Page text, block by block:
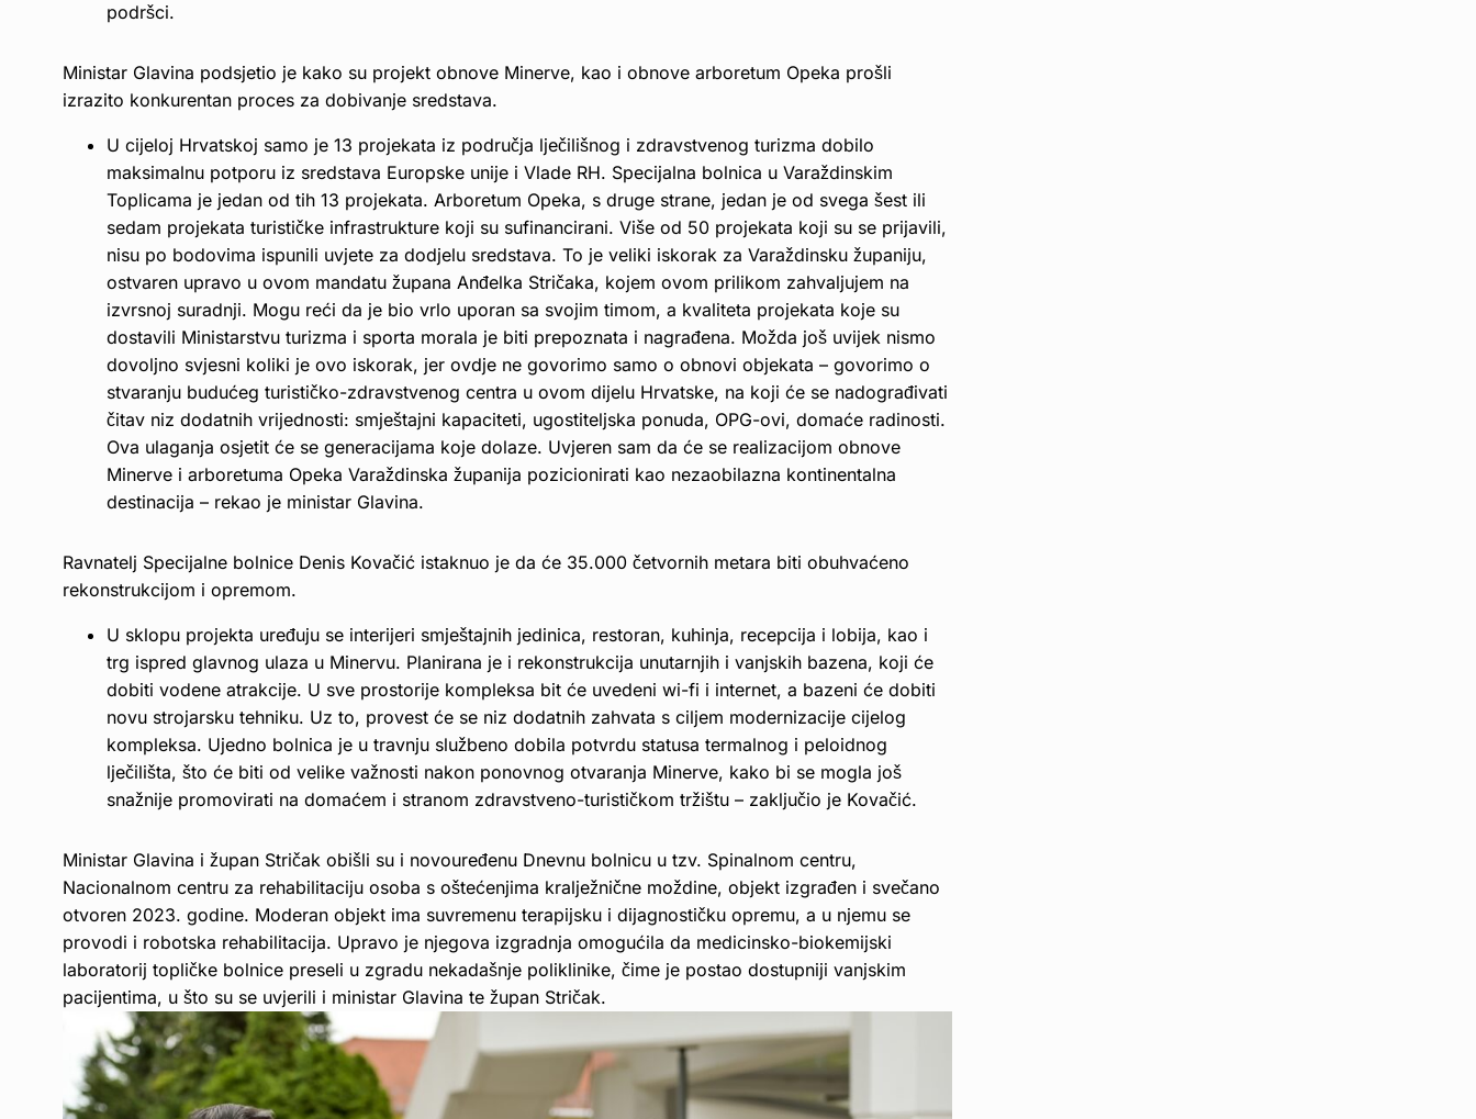
podršci.
Ministar Glavina podsjetio je kako su projekt obnove Minerve, kao i obnove arboretum Opeka prošli
izrazito konkurentan proces za dobivanje sredstava.
U cijeloj Hrvatskoj samo je 13 projekata iz područja lječilišnog i zdravstvenog turizma dobilo
maksimalnu potporu iz sredstava Europske unije i Vlade RH. Specijalna bolnica u Varaždinskim
Toplicama je jedan od tih 13 projekata. Arboretum Opeka, s druge strane, jedan je od svega šest ili
sedam projekata turističke infrastrukture koji su sufinancirani. Više od 50 projekata koji su se prijavili,
nisu po bodovima ispunili uvjete za dodjelu sredstava. To je veliki iskorak za Varaždinsku županiju,
ostvaren upravo u ovom mandatu župana Anđelka Stričaka, kojem ovom prilikom zahvaljujem na
izvrsnoj suradnji. Mogu reći da je bio vrlo uporan sa svojim timom, a kvaliteta projekata koje su
dostavili Ministarstvu turizma i sporta morala je biti prepoznata i nagrađena. Možda još uvijek nismo
dovoljno svjesni koliki je ovo iskorak, jer ovdje ne govorimo samo o obnovi objekata – govorimo o
stvaranju budućeg turističko-zdravstvenog centra u ovom dijelu Hrvatske, na koji će se nadograđivati
čitav niz dodatnih vrijednosti: smještajni kapaciteti, ugostiteljska ponuda, OPG-ovi, domaće radinosti.
Ova ulaganja osjetit će se generacijama koje dolaze. Uvjeren sam da će se realizacijom obnove
Minerve i arboretuma Opeka Varaždinska županija pozicionirati kao nezaobilazna kontinentalna
destinacija – rekao je ministar Glavina.
Ravnatelj Specijalne bolnice Denis Kovačić istaknuo je da će 35.000 četvornih metara biti obuhvaćeno
rekonstrukcijom i opremom.
U sklopu projekta uređuju se interijeri smještajnih jedinica, restoran, kuhinja, recepcija i lobija, kao i
trg ispred glavnog ulaza u Minervu. Planirana je i rekonstrukcija unutarnjih i vanjskih bazena, koji će
dobiti vodene atrakcije. U sve prostorije kompleksa bit će uvedeni wi-fi i internet, a bazeni će dobiti
novu strojarsku tehniku. Uz to, provest će se niz dodatnih zahvata s ciljem modernizacije cijelog
kompleksa. Ujedno bolnica je u travnju službeno dobila potvrdu statusa termalnog i peloidnog
lječilišta, što će biti od velike važnosti nakon ponovnog otvaranja Minerve, kako bi se mogla još
snažnije promovirati na domaćem i stranom zdravstveno-turističkom tržištu – zaključio je Kovačić.
Ministar Glavina i župan Stričak obišli su i novouređenu Dnevnu bolnicu u tzv. Spinalnom centru,
Nacionalnom centru za rehabilitaciju osoba s oštećenjima kralježnične moždine, objekt izgrađen i svečano
otvoren 2023. godine. Moderan objekt ima suvremenu terapijsku i dijagnostičku opremu, a u njemu se
provodi i robotska rehabilitacija. Upravo je njegova izgradnja omogućila da medicinsko-biokemijski
laboratorij topličke bolnice preseli u zgradu nekadašnje poliklinike, čime je postao dostupniji vanjskim
pacijentima, u što su se uvjerili i ministar Glavina te župan Stričak.